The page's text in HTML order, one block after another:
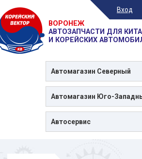
Вход
ВОРОНЕЖ
АВТОЗАПЧАСТИ ДЛЯ
И КОРЕЙСКИХ
Автомагазин Северный
Автомагазин Юго-
Автосервис